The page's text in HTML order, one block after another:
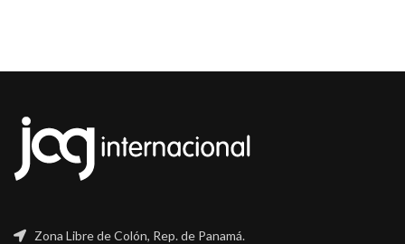
Zona Libre de Colón, Rep. de Panamá.